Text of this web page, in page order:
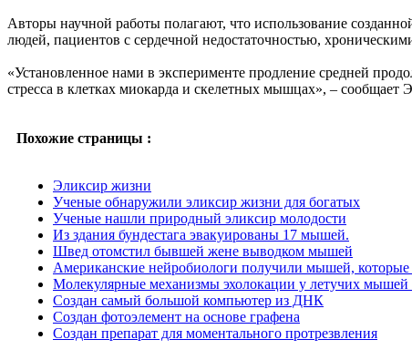
Авторы научной работы полагают, что использование
людей, пациентов с сердечной недостаточностью,
«Установленное нами в эксперименте продление средней
стресса в клетках миокарда и скелетных мышцах», – сообщает
Похожие страницы :
Эликсир жизни
Ученые обнаружили эликсир жизни для богатых
Ученые нашли природный эликсир молодости
Из здания бундестага эвакуированы 17 мышей.
Швед отомстил бывшей жене выводком мышей
Американские нейробиологи получили мышей, которые
Молекулярные механизмы эхолокации у летучих
Создан самый большой компьютер из ДНК
Создан фотоэлемент на основе графена
Создан препарат для моментального протрезвления